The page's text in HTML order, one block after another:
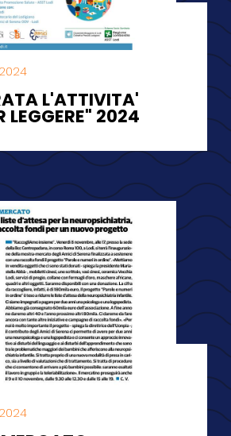
L'ATTIVITA'
LEGGERE" 2024